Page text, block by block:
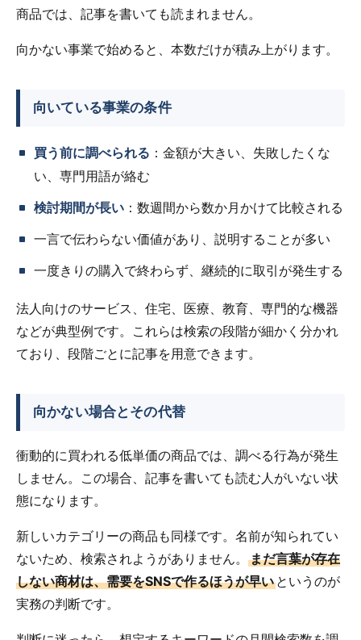
商品では、記事を書いても読まれません。
向かない事業で始めると、本数だけが積み上がります。
向いている事業の条件
買う前に調べられる ：金額が大きい、失敗したくな
い、専門用語が絡む
検討期間が長い ：数週間から数か月かけて比較される
一言で伝わらない価値があり、説明することが多い
一度きりの購入で終わらず、継続的に取引が発生する
法人向けのサービス、住宅、医療、教育、専門的な機器
などが典型例です。これらは検索の段階が細かく分かれ
ており、段階ごとに記事を用意できます。
向かない場合とその代替
衝動的に買われる低単価の商品では、調べる行為が発生
しません。この場合、記事を書いても読む人がいない状
態になります。
新しいカテゴリーの商品も同様です。名前が知られてい
ないため、検索されようがありません。 まだ言葉が存在
しない商材は、需要をSNSで作るほうが早い というのが
実務の判断です。